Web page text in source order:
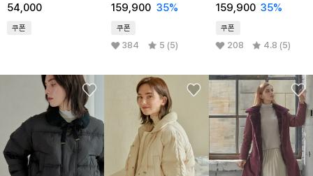
54,000
쿠폰
159,900 35%
쿠폰
384 5 (5)
159,900 35%
쿠폰
208 4.8 (5)